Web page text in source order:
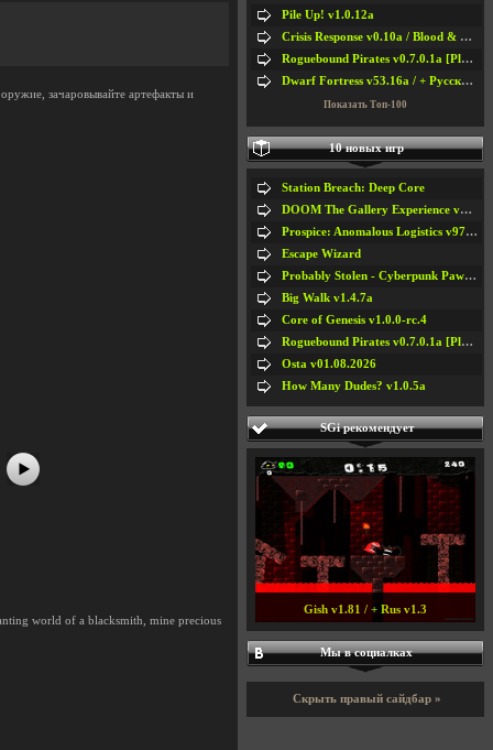
зачаровывайте артефакты и
#6
#8
world of a blacksmith, mine precious
Pile Up! v1.0.12a
Crisis Response v0.10a / Blood & Bullet
Roguebound Pirates v0.7.0.1a [Playtest]
Dwarf Fortress v53.16a / + Русская Версия v50.12a
Показать Топ-100
10 новых игр
Station Breach: Deep Core
DOOM The Gallery Experience v1.4.2
Prospice: Anomalous Logistics v97 [Playtest]
Escape Wizard
Probably Stolen - Cyberpunk Pawnshop Simulator v048c [Playtest]
Big Walk v1.4.7a
Core of Genesis v1.0.0-rc.4
Roguebound Pirates v0.7.0.1a [Playtest]
Osta v01.08.2026
How Many Dudes? v1.0.5a
SGi рекомендует
Gish v1.81 / + Rus v1.3
Мы в социалках
Скрыть правый сайдбар »